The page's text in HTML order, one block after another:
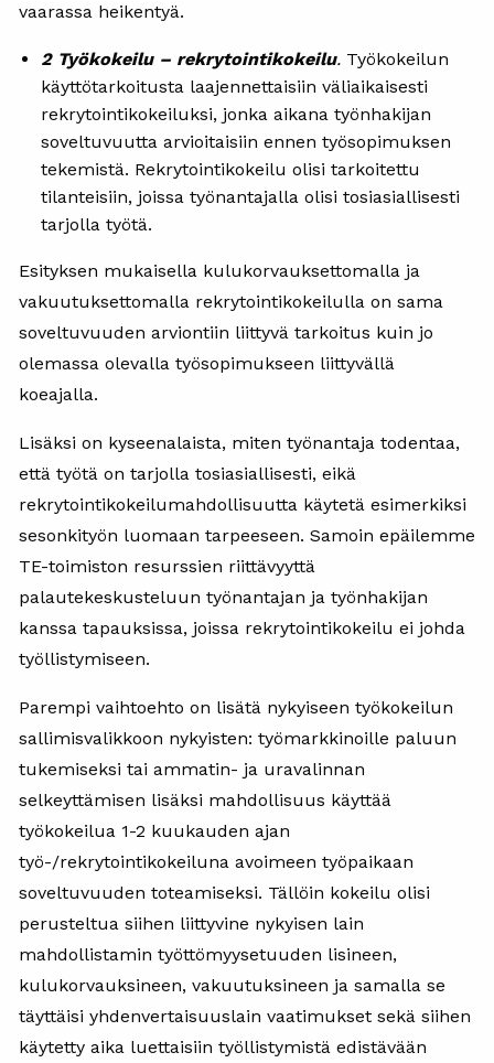
vaarassa heikentyä.
2 Työkokeilu – rekrytointikokeilu. Työkokeilun
käyttötarkoitusta laajennettaisiin väliaikaisesti
rekrytointikokeiluksi, jonka aikana työnhakijan
soveltuvuutta arvioitaisiin ennen työsopimuksen
tekemistä. Rekrytointikokeilu olisi tarkoitettu
tilanteisiin, joissa työnantajalla olisi tosiasiallisesti
tarjolla työtä.
Esityksen mukaisella kulukorvauksettomalla ja
vakuutuksettomalla rekrytointikokeilulla on sama
soveltuvuuden arviontiin liittyvä tarkoitus kuin jo
olemassa olevalla työsopimukseen liittyvällä
koeajalla.
Lisäksi on kyseenalaista, miten työnantaja todentaa,
että työtä on tarjolla tosiasiallisesti, eikä
rekrytointikokeilumahdollisuutta käytetä esimerkiksi
sesonkityön luomaan tarpeeseen. Samoin epäilemme
TE-toimiston resurssien riittävyyttä
palautekeskusteluun työnantajan ja työnhakijan
kanssa tapauksissa, joissa rekrytointikokeilu ei johda
työllistymiseen.
Parempi vaihtoehto on lisätä nykyiseen työkokeilun
sallimisvalikkoon nykyisten: työmarkkinoille paluun
tukemiseksi tai ammatin- ja uravalinnan
selkeyttämisen lisäksi mahdollisuus käyttää
työkokeilua 1-2 kuukauden ajan
työ-/rekrytointikokeiluna avoimeen työpaikaan
soveltuvuuden toteamiseksi. Tällöin kokeilu olisi
perusteltua siihen liittyvine nykyisen lain
mahdollistamin työttömyysetuuden lisineen,
kulukorvauksineen, vakuutuksineen ja samalla se
täyttäisi yhdenvertaisuuslain vaatimukset sekä siihen
käytetty aika luettaisiin työllistymistä edistävään